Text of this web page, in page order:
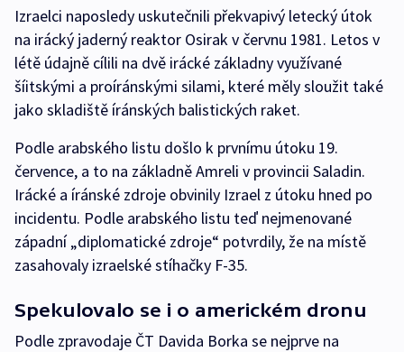
Izraelci naposledy uskutečnili překvapivý letecký útok
na irácký jaderný reaktor Osirak v červnu 1981. Letos v
létě údajně cílili na dvě irácké základny využívané
šíitskými a proíránskými silami, které měly sloužit také
jako skladiště íránských balistických raket.
Podle arabského listu došlo k prvnímu útoku 19.
července, a to na základně Amreli v provincii Saladin.
Irácké a íránské zdroje obvinily Izrael z útoku hned po
incidentu. Podle arabského listu teď nejmenované
západní „diplomatické zdroje“ potvrdily, že na místě
zasahovaly izraelské stíhačky F-35.
Spekulovalo se i o americkém dronu
Podle zpravodaje ČT Davida Borka se nejprve na